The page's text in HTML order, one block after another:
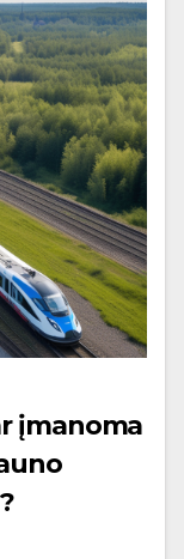
įmanoma